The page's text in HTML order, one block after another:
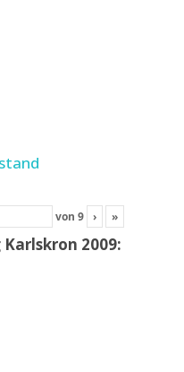
von 9 › »
2009: